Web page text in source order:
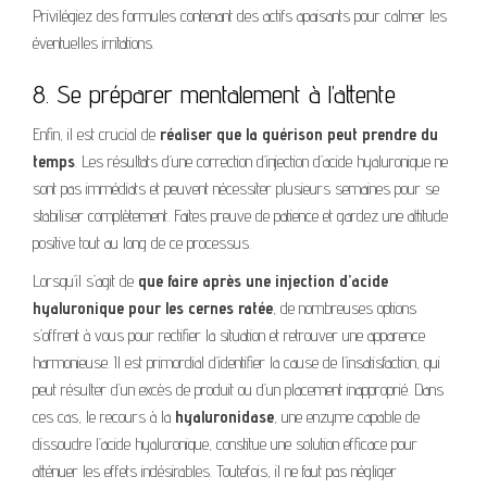
Privilégiez des formules contenant des actifs apaisants pour calmer les
éventuelles irritations.
8. Se préparer mentalement à l’attente
Enfin, il est crucial de réaliser que la guérison peut prendre du
temps. Les résultats d’une correction d’injection d’acide hyaluronique ne
sont pas immédiats et peuvent nécessiter plusieurs semaines pour se
stabiliser complètement. Faites preuve de patience et gardez une attitude
positive tout au long de ce processus.
Lorsqu’il s’agit de que faire après une injection d’acide
hyaluronique pour les cernes ratée, de nombreuses options
s’offrent à vous pour rectifier la situation et retrouver une apparence
harmonieuse. Il est primordial d’identifier la cause de l’insatisfaction, qui
peut résulter d’un excès de produit ou d’un placement inapproprié. Dans
ces cas, le recours à la hyaluronidase, une enzyme capable de
dissoudre l’acide hyaluronique, constitue une solution efficace pour
atténuer les effets indésirables. Toutefois, il ne faut pas négliger